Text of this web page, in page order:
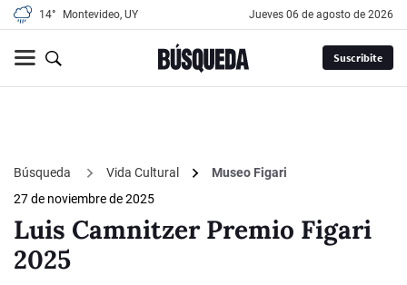
14° Montevideo, UY jueves 06 de agosto de 2026
Suscribite
Búsqueda Vida Cultural
Museo Figari
27 de noviembre de 2025
Luis Camnitzer Premio Figari
2025